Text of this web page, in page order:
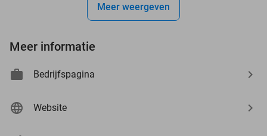
Meer weergeven
Meer informatie
Bedrijfspagina
Website